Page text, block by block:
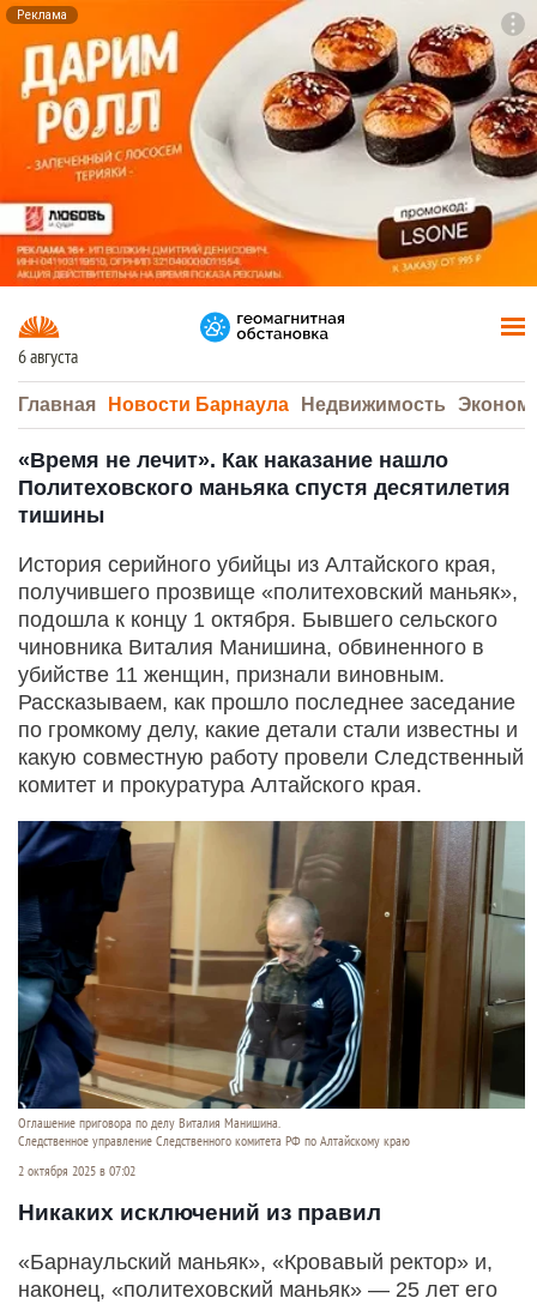
Реклама
6 августа
Главная Новости Барнаула Недвижимость
«Время не лечит». Как наказание нашло
Политеховского маньяка спустя десятилетия
тишины
История серийного убийцы из Алтайского края,
получившего прозвище «политеховский маньяк»,
подошла к концу 1 октября. Бывшего сельского
чиновника Виталия Манишина, обвиненного в
убийстве 11 женщин, признали виновным.
Рассказываем, как прошло последнее заседание
по громкому делу, какие детали стали известны и
какую совместную работу провели Следственный
комитет и прокуратура Алтайского края.
Оглашение приговора по делу Виталия Манишина.
Следственное управление Следственного комитета РФ по Алтайскому краю
2 октября 2025 в 07:02
Никаких исключений из правил
«Барнаульский маньяк», «Кровавый ректор» и,
наконец, «политеховский маньяк» — 25 лет его